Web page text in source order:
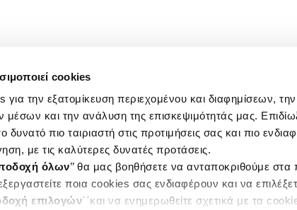
cookies
για την εξατομίκευση περιεχομένου και διαφημίσεων,
μέσων και την ανάλυση της επισκεψιμότητάς μας.
πιο ταιριαστή στις προτιμήσεις σας και πιο
με τις καλύτερες δυνατές προτάσεις.
όλων’’ θα μας βοηθήσετε να ανταποκριθούμε
ποια cookies σας ενδιαφέρουν και να
επιλογών΄΄και να ενημερωθείτε σχετικά με τα